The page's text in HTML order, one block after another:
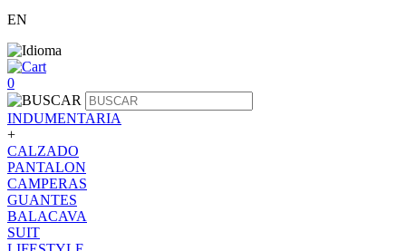
EN
0
INDUMENTARIA
+
CALZADO
PANTALON
CAMPERAS
GUANTES
BALACAVA
SUIT